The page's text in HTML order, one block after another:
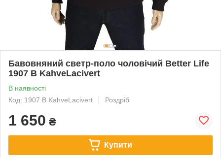
Бавовняний светр-поло чоловічий Better Life
1907 B KahveLacivert
В наявності
Код: 1907 B KahveLacivert
Роздріб
1 650 ₴
Купити